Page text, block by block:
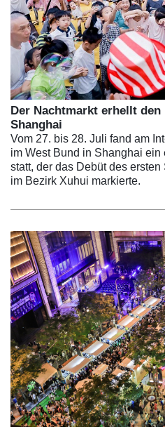
Der Nachtmarkt erhellt
Shanghai
Vom 27. bis 28. Juli fand am
im West Bund in Shanghai
statt, der das Debüt des
im Bezirk Xuhui markierte.